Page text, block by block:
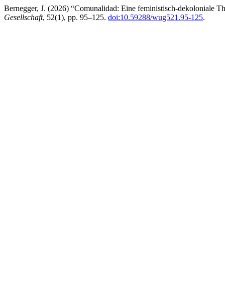
Bernegger, J. (2026) “Comunalidad: Eine feministisch-dekoloniale
Gesellschaft, 52(1), pp. 95–125. doi:10.59288/wug521.95-125.